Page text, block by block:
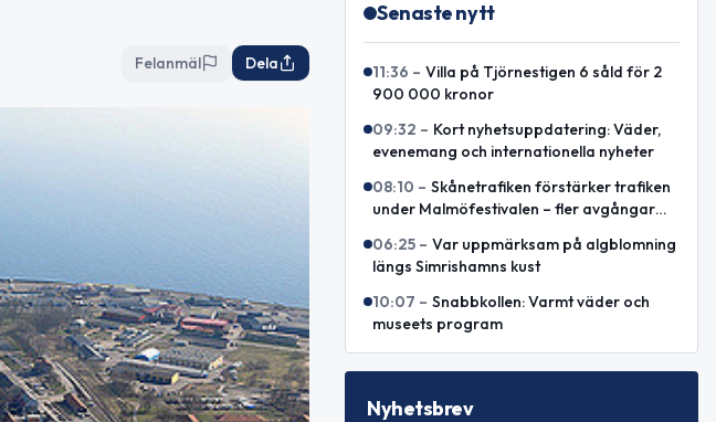
Felanmäl Dela
Senaste nytt
11:36 – Villa på Tjörnestigen 6 såld för 2
900 000 kronor
09:32 – Kort nyhetsuppdatering: Väder,
evenemang och internationella nyheter
08:10 – Skånetrafiken förstärker trafiken
under Malmöfestivalen – fler avgångar
06:25 – Var uppmärksam på algblomning
längs Simrishamns kust
10:07 – Snabbkollen: Varmt väder och
museets program
Nyhetsbrev